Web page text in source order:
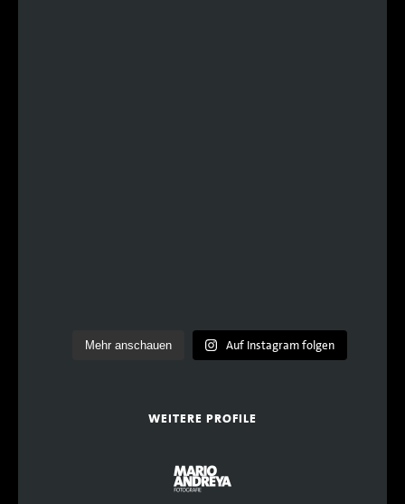
Mehr anschauen Auf Instagram folgen
WEITERE PROFILE